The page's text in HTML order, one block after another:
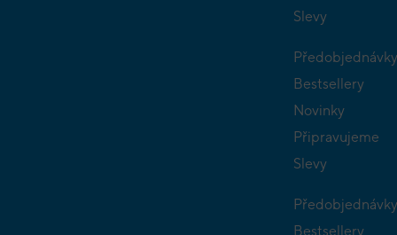
Slevy
Předobjednávky
Bestsellery
Novinky
Připravujeme
Slevy
Předobjednávky
Bestsellery